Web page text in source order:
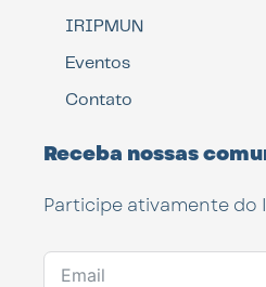
IRIPMUN
Eventos
Contato
Receba nossas
Participe ativamente do